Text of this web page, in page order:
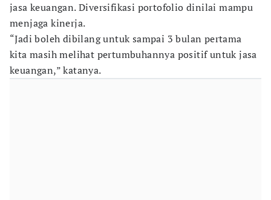
jasa keuangan. Diversifikasi portofolio dinilai mampu
menjaga kinerja.
“Jadi boleh dibilang untuk sampai 3 bulan pertama
kita masih melihat pertumbuhannya positif untuk jasa
keuangan,” katanya.